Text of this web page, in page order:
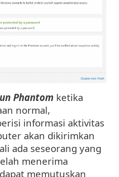
Phantom ketika
normal,
informasi aktivitas
akan dikirimkan
ada seseorang yang
menerima
memutuskan